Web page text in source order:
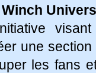
une
les fans